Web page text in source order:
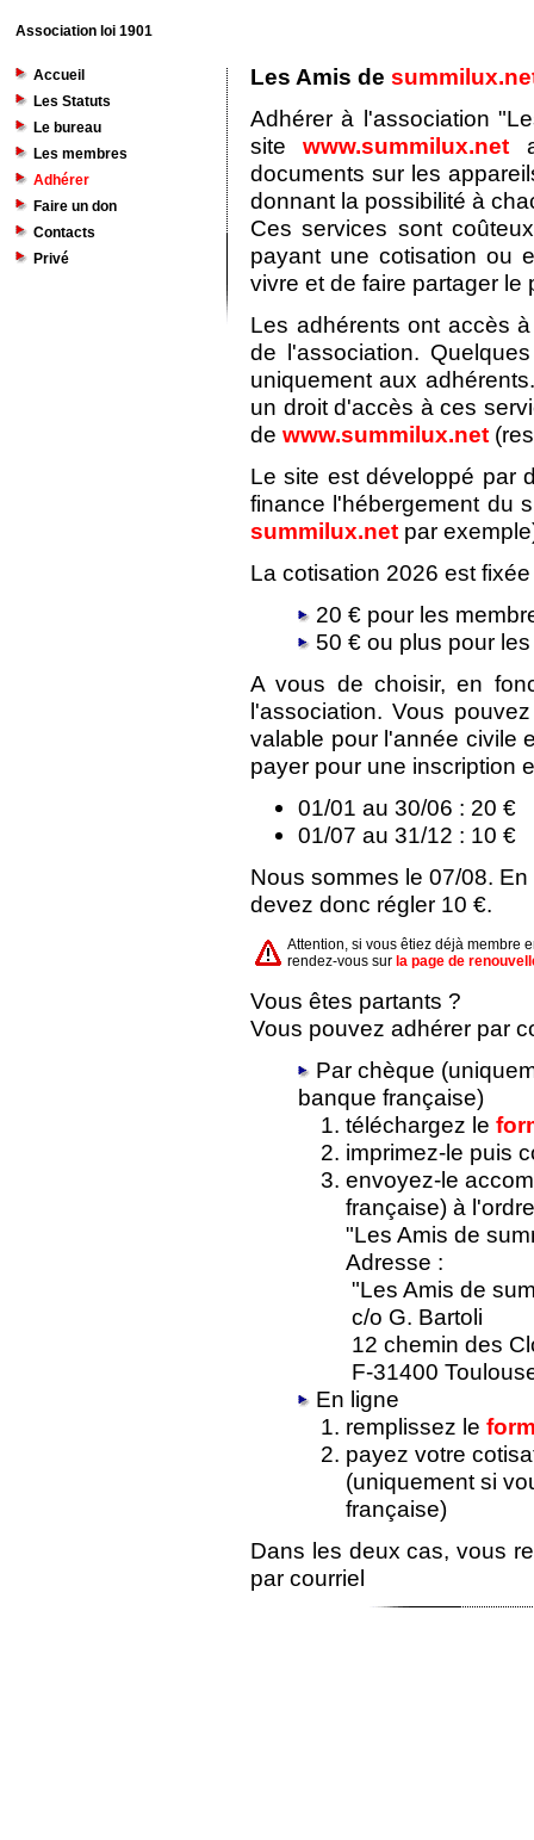
Association loi 1901
Accueil
Les Statuts
Le bureau
Les membres
Adhérer
Faire un don
Contacts
Privé
Les Amis de
Adhérer à l'association
sitewww.summilux.net
documents sur les
donnant la possibilité à
Ces services sont
payant une cotisation ou
vivre et de faire partager le
Les adhérents ont accès
de l'association.
uniquement aux
un droit d'accès à ces
de www.summilux.net
Le site est développé par
finance l'hébergement du
summilux.net par
La cotisation 2026 est
20 € pour les
50 € ou plus pour
A vous de choisir, en
l'association. Vous
valable pour l'année civile
payer pour une inscription
01/01 au 30/06 : 20 €
01/07 au 31/12 : 10 €
Nous sommes le 07/08.
devez donc régler 10 €.
Attention, si vous êtiez déjà membre
rendez-vous sur la page de
Vous êtes partants ?
Vous pouvez adhérer par
Par chèque
banque française)
téléchargez le
imprimez-le puis
envoyez-le
française) à
"Les Amis de
Adresse :
"Les Amis de
c/o G. Bartoli
12 chemin des
F-31400
En ligne
remplissez le
payez votre
(uniquement si
française)
Dans les deux cas, vous
par courriel